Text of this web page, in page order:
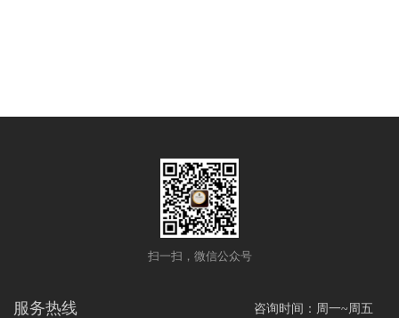
扫一扫，微信公众号
服务热线 咨询时间：周一~周五